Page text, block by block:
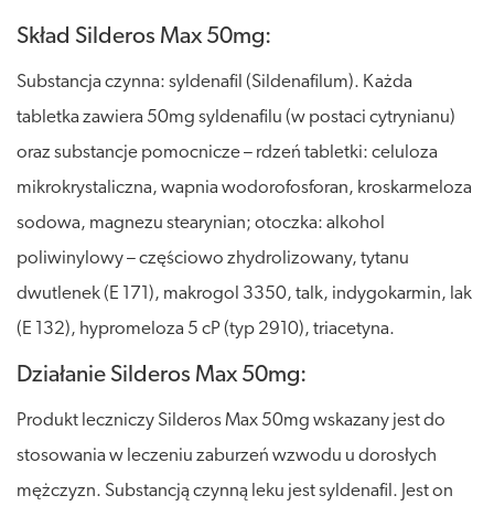
Skład Silderos Max 50mg:
Substancja czynna: syldenafil (Sildenafilum). Każda
tabletka zawiera 50mg syldenafilu (w postaci cytrynianu)
oraz substancje pomocnicze – rdzeń tabletki: celuloza
mikrokrystaliczna, wapnia wodorofosforan, kroskarmeloza
sodowa, magnezu stearynian; otoczka: alkohol
poliwinylowy – częściowo zhydrolizowany, tytanu
dwutlenek (E 171), makrogol 3350, talk, indygokarmin, lak
(E 132), hypromeloza 5 cP (typ 2910), triacetyna.
Działanie Silderos Max 50mg:
Produkt leczniczy Silderos Max 50mg wskazany jest do
stosowania w leczeniu zaburzeń wzwodu u dorosłych
mężczyzn. Substancją czynną leku jest syldenafil. Jest on